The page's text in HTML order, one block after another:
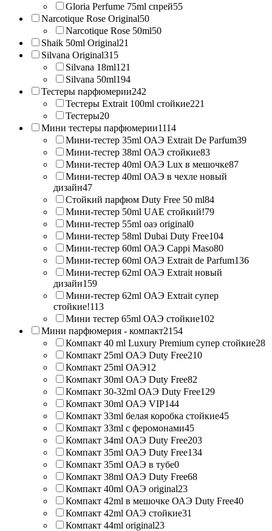
Gloria Perfume 75ml спрей55
Narcotique Rose Original50
Narcotique Rose 50ml50
Shaik 50ml Original21
Silvana Original315
Silvana 18ml121
Silvana 50ml194
Тестеры парфюмерии242
Тестеры Extrait 100ml стойкие221
Тестеры20
Мини тестеры парфюмерии1114
Мини-тестер 35ml ОАЭ Extrait De Parfum39
Мини-тестер 38ml ОАЭ стойкие83
Мини-тестер 40ml ОАЭ Lux в мешочке87
Мини-тестер 40ml ОАЭ в чехле новый
дизайн47
Стойкий парфюм Duty Free 50 ml84
Мини-тестер 50ml UAE стойкий!79
Мини-тестер 55ml оаэ original0
Мини-тестер 58ml Dubai Duty Free104
Мини-тестер 60ml ОАЭ Cappi Maso80
Мини-тестер 60ml ОАЭ Extrait de Parfum136
Мини-тестер 62ml ОАЭ Extrait новый
дизайн159
Мини-тестер 62ml ОАЭ Extrait супер
стойкие!113
Мини тестер 65ml ОАЭ стойкие102
Мини парфюмерия - компакт2154
Компакт 40 ml Luxury Premium супер стойкие28
Компакт 25ml ОАЭ Duty Free210
Компакт 25ml ОАЭ12
Компакт 30ml ОАЭ Duty Free82
Компакт 30-32ml ОАЭ Duty Free129
Компакт 30ml ОАЭ VIP144
Компакт 33ml белая коробка стойкие45
Компакт 33ml с феромонами45
Компакт 34ml ОАЭ Duty Free203
Компакт 35ml ОАЭ Duty Free134
Компакт 35ml ОАЭ в тубе0
Компакт 38ml ОАЭ Duty Free68
Компакт 40ml ОАЭ original23
Компакт 42ml в мешочке ОАЭ Duty Free40
Компакт 42ml ОАЭ стойкие31
Компакт 44ml original23